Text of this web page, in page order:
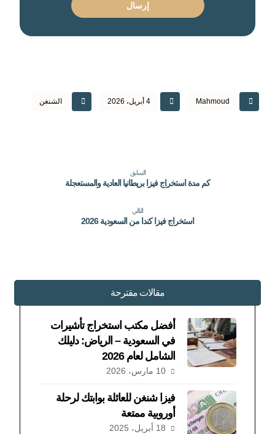
إرسال
Mahmoud 4 أبريل، 2026 الشنغن
السابق
كم مدة استخراج فيزا بريطانيا العادية والمستعجلة
التالي
استخراج فيزا كندا من السعودية 2026
مقالات مقترحة
أفضل مكتب استخراج تأشيرات
في السعودية – الرياض: دليلك
الشامل لعام 2026
10 مارس، 2026
فيزا شنغن للعائلة بوابتك لرحلة
أوروبية ممتعة
18 أبريل، 2025